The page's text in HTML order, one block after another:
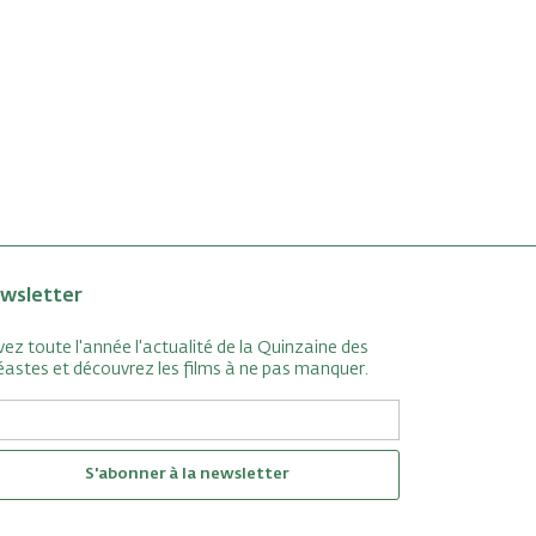
toute l'année l'actualité de la Quinzaine des
et découvrez les films à ne pas manquer.
S'abonner à la newsletter